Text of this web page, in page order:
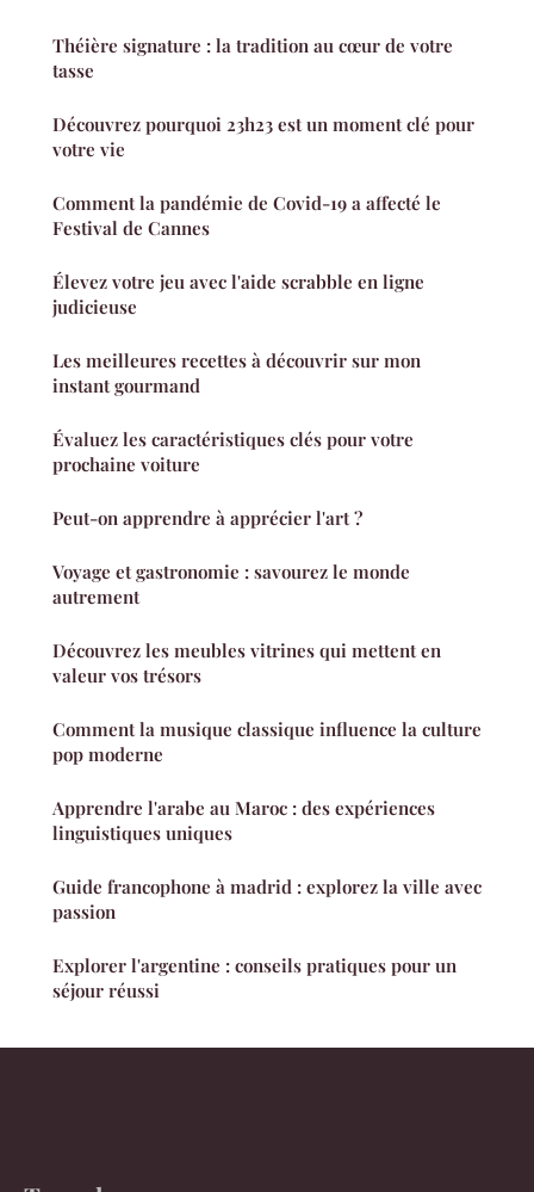
Théière signature : la tradition au cœur de votre
tasse
Découvrez pourquoi 23h23 est un moment clé pour
votre vie
Comment la pandémie de Covid-19 a affecté le
Festival de Cannes
Élevez votre jeu avec l'aide scrabble en ligne
judicieuse
Les meilleures recettes à découvrir sur mon
instant gourmand
Évaluez les caractéristiques clés pour votre
prochaine voiture
Peut-on apprendre à apprécier l'art ?
Voyage et gastronomie : savourez le monde
autrement
Découvrez les meubles vitrines qui mettent en
valeur vos trésors
Comment la musique classique influence la culture
pop moderne
Apprendre l'arabe au Maroc : des expériences
linguistiques uniques
Guide francophone à madrid : explorez la ville avec
passion
Explorer l'argentine : conseils pratiques pour un
séjour réussi